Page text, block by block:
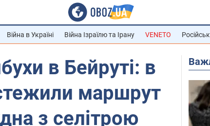
Війна в Україні Війна Ізраїлю та Ірану VENETO
в Бейруті: в
маршрут
з селітрою